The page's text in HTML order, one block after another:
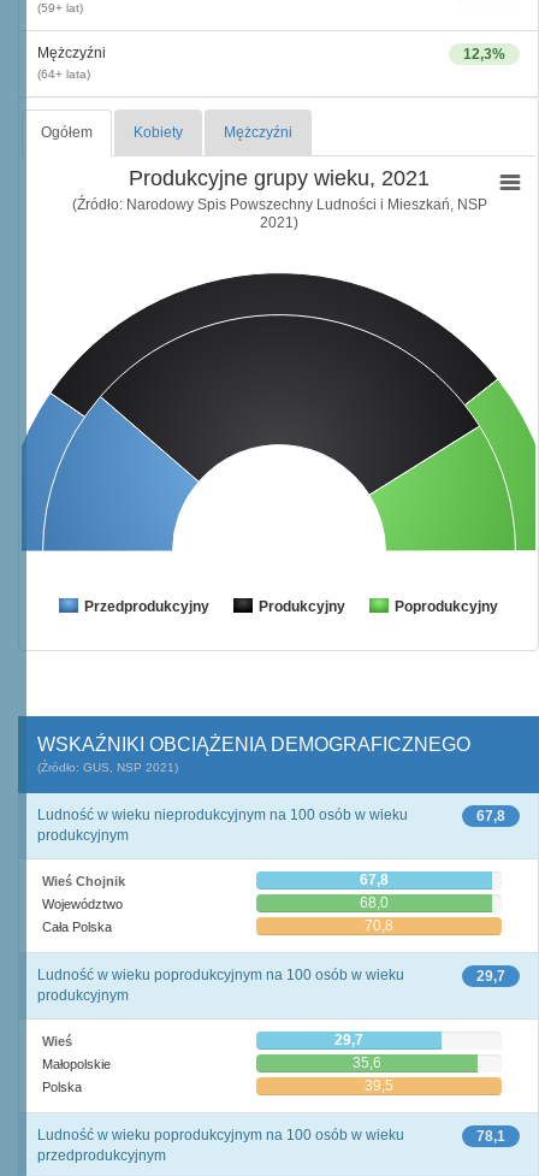
(59+ lat)
12,3%
Mężczyźni
(64+ lata)
Ogółem Kobiety Mężczyźni
Produkcyjne grupy wieku, 2021
(Źródło: Narodowy Spis Powszechny Ludności i Mieszkań, NSP
2021)
Przedprodukcyjny Produkcyjny Poprodukcyjny
WSKAŹNIKI OBCIĄŻENIA DEMOGRAFICZNEGO
(Źródło: GUS, NSP 2021)
67,8
Ludność w wieku nieprodukcyjnym na 100 osób w wieku
produkcyjnym
Wieś Chojnik 67,8
Województwo 68,0
Cała Polska 70,8
29,7
Ludność w wieku poprodukcyjnym na 100 osób w wieku
produkcyjnym
Wieś 29,7
Małopolskie 35,6
Polska 39,5
78,1
Ludność w wieku poprodukcyjnym na 100 osób w wieku
przedprodukcyjnym